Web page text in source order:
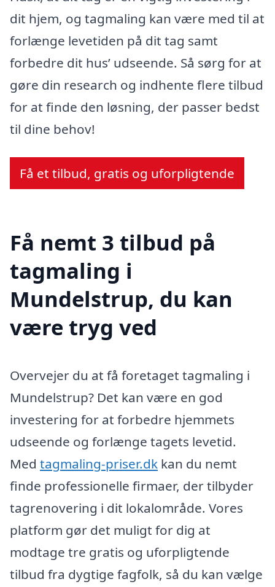
dit hjem, og tagmaling kan være med til at
forlænge levetiden på dit tag samt
forbedre dit hus’ udseende. Så sørg for at
gøre din research og indhente flere tilbud
for at finde den løsning, der passer bedst
til dine behov!
Få et tilbud, gratis og uforpligtende
Få nemt 3 tilbud på
tagmaling i
Mundelstrup, du kan
være tryg ved
Overvejer du at få foretaget tagmaling i
Mundelstrup? Det kan være en god
investering for at forbedre hjemmets
udseende og forlænge tagets levetid.
Med tagmaling-priser.dk kan du nemt
finde professionelle firmaer, der tilbyder
tagrenovering i dit lokalområde. Vores
platform gør det muligt for dig at
modtage tre gratis og uforpligtende
tilbud fra dygtige fagfolk, så du kan vælge